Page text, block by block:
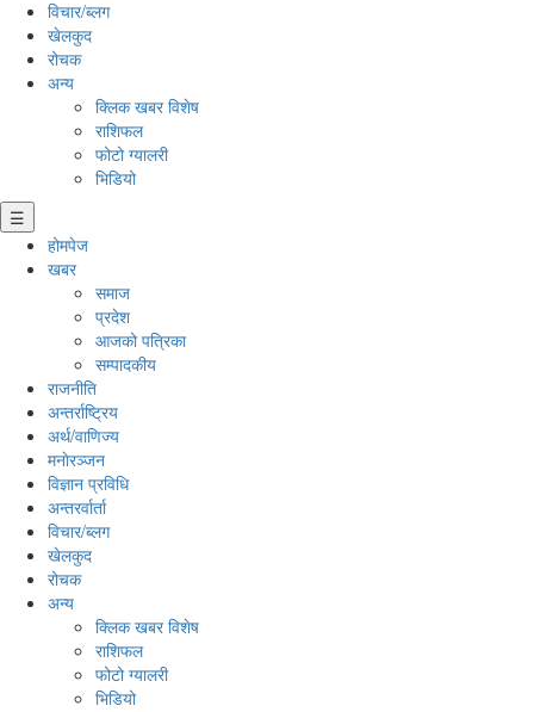
विचार/ब्लग
खेलकुद
रोचक
अन्य
क्लिक खबर विशेष
राशिफल
फोटो ग्यालरी
भिडियो
☰
होमपेज
खबर
समाज
प्रदेश
आजको पत्रिका
सम्पादकीय
राजनीति
अन्तर्राष्ट्रिय
अर्थ/वाणिज्य
मनाेरञ्जन
विज्ञान प्रविधि
अन्तरर्वार्ता
विचार/ब्लग
खेलकुद
रोचक
अन्य
क्लिक खबर विशेष
राशिफल
फोटो ग्यालरी
भिडियो